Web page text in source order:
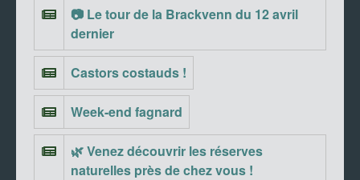
📷 Le tour de la Brackvenn du 12 avril
dernier
Castors costauds !
Week-end fagnard
🌿 Venez découvrir les réserves
naturelles près de chez vous !